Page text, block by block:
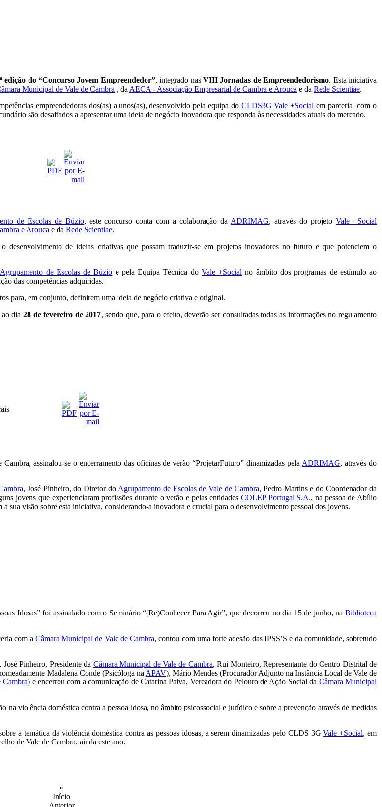
edição do “Concurso Jovem Empreendedor”, integrado nasVIII Jornadas de Empreendedorismo. Esta iniciativa
Municipal de Vale de Cambra , da AECA - Associação Empresarial de Cambra e Arouca e da Rede Scientiae.
empreendedoras dos(as) alunos(as), desenvolvido pela equipa do CLDS3G Vale +Social em parceria com o
são desafiados a apresentar uma ideia de negócio inovadora que responda às necessidades atuais do mercado.
de Escolas de Búzio, este concurso conta com a colaboração da ADRIMAG, através do projetoVale +Social
e Arouca e da Rede Scientiae.
desenvolvimento de ideias criativas que possam traduzir-se em projetos inovadores no futuro e que potenciem o
Agrupamento de Escolas de Búzio e pela Equipa Técnica do Vale +Social no âmbito dos programas de estímulo ao
das competências adquiridas.
para, em conjunto, definirem uma ideia de negócio criativa e original.
ao dia 28 de fevereiro de 2017, sendo que, para o efeito, deverão ser consultadas todas as informações no regulamento
assinalou-se o encerramento das oficinas de verão “ProjetarFuturo” dinamizadas pela ADRIMAG, através do
, José Pinheiro, do Diretor do Agrupamento de Escolas de Vale de Cambra, Pedro Martins e do Coordenador da
jovens que experienciaram profissões durante o verão e pelas entidades COLEP Portugal S.A., na pessoa de Abílio
sua visão sobre esta iniciativa, considerando-a inovadora e crucial para o desenvolvimento pessoal dos jovens.
Idosas” foi assinalado com o Seminário “(Re)Conhecer Para Agir”, que decorreu no dia 15 de junho, na Biblioteca
com a Câmara Municipal de Vale de Cambra, contou com uma forte adesão das IPSS’S e da comunidade, sobretudo
, José Pinheiro, Presidente da Câmara Municipal de Vale de Cambra, Rui Monteiro, Representante do Centro Distrital de
Madalena Conde (Psicóloga na APAV), Mário Mendes (Procurador Adjunto na Instância Local de Vale de
Cambra) e encerrou com a comunicação de Catarina Paiva, Vereadora do Pelouro de Ação Social da Câmara Municipal
violência doméstica contra a pessoa idosa, no âmbito psicossocial e jurídico e sobre a prevenção através de medidas
a temática da violência doméstica contra as pessoas idosas, a serem dinamizadas pelo CLDS 3GVale +Social, em
de Vale de Cambra, ainda este ano.
«
Início
Anterior